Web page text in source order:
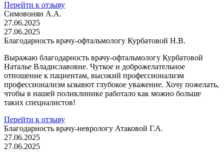
Перейти к отзыву
Симовонян А.А.
27.06.2025
27.06.2025
Благодарность врачу-офтальмологу Курбатовой Н.В.
Выражаю благодарность врачу-офтальмологу Курбатовой
Наталье Владиславовне. Чуткое и доброжелательное
отношение к пациентам, высокий профессионализм
профессионализм ызывют глубокое уважение. Хочу пожелать,
чтобы в нашей поликлинике работало как можно больше
таких специалистов!
Перейти к отзыву
Благодарность врачу-неврологу Атаковой Г.А.
27.06.2025
27.06.2025